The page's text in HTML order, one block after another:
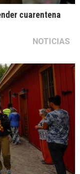
cuarentena
NOTICIAS